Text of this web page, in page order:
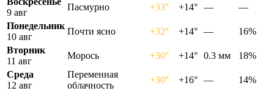
9 авг
Пасмурно +33° +14° —
—
Понедельник
10 авг
Почти ясно +32° +14° —
16%
Вторник
11 авг
Морось +30° +14° 0.3 мм
18%
Среда
12 авг
Переменная
облачность
+30° +16° — 14%